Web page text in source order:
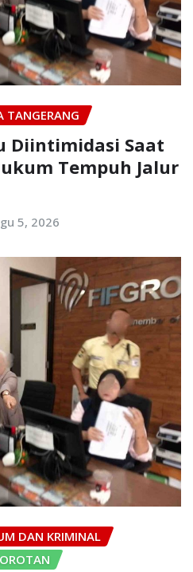
TANGERANG
Diintimidasi Saat
Tempuh Jalur
5, 2026
DAN KRIMINAL